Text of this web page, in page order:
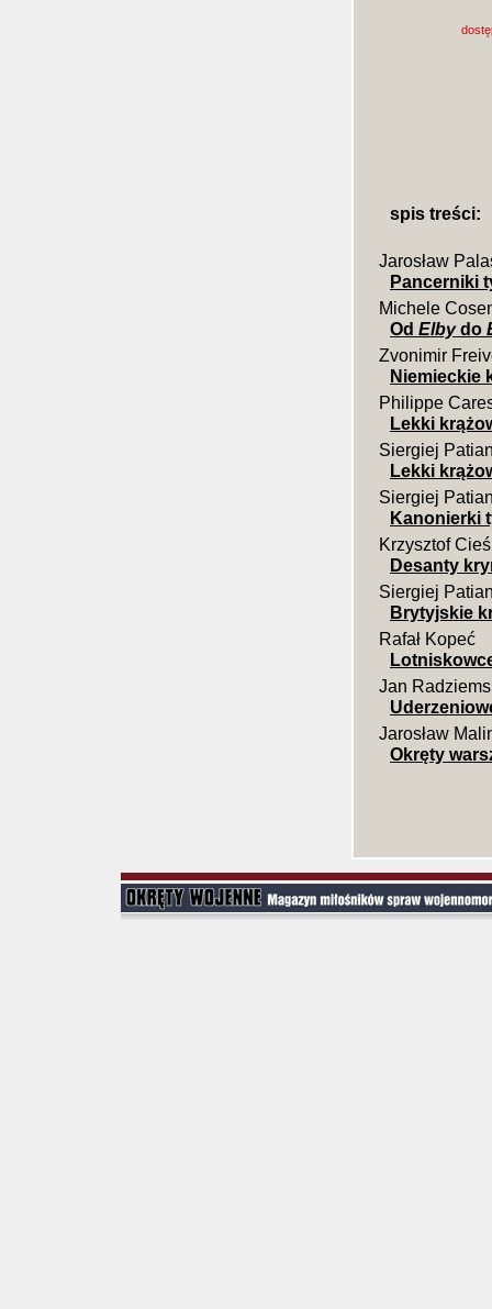
spis treści:
Jarosław
Pancerniki
Michele
Od Elbydo
Zvonimir
Niemieckie
Philippe
Lekki
Siergiej
Lekki
Siergiej
Kanonierki
Krzysztof
Desanty
Siergiej
Brytyjskie
Rafał Kopeć
Jan
Jarosław
Okręty